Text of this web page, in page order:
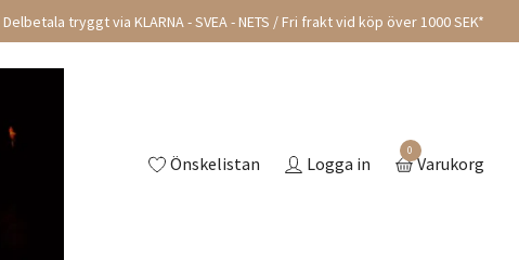
tryggt via KLARNA - SVEA - NETS / Fri frakt vid köp över 1000 SEK*
Önskelistan Logga in
0
Varukorg